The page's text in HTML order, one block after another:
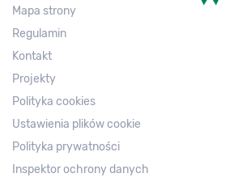
Mapa strony
Regulamin
Kontakt
Projekty
Polityka cookies
Ustawienia plików cookie
Polityka prywatności
Inspektor ochrony danych